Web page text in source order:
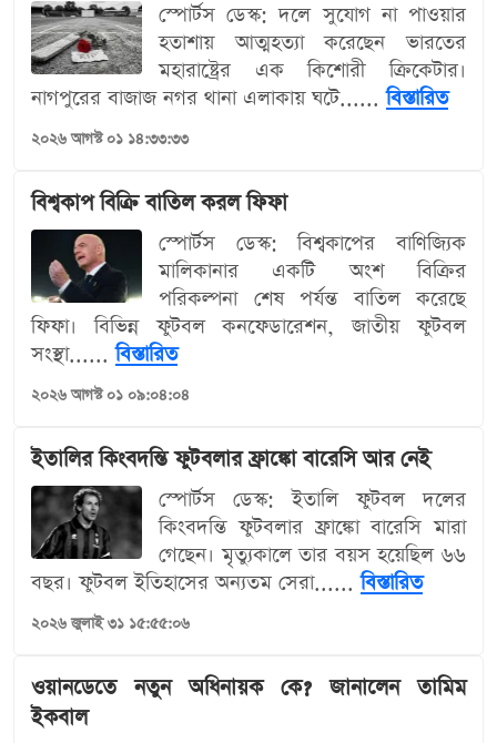
স্পোর্টস ডেস্ক: দলে সুযোগ না পাওয়ার
হতাশায় আত্মহত্যা করেছেন ভারতের
মহারাষ্ট্রের এক কিশোরী ক্রিকেটার।
নাগপুরের বাজাজ নগর থানা এলাকায় ঘটে......বিস্তারিত
২০২৬ আগস্ট ০১ ১৪:৩৩:৩৩
বিশ্বকাপ বিক্রি বাতিল করল ফিফা
স্পোর্টস ডেস্ক: বিশ্বকাপের বাণিজ্যিক
মালিকানার একটি অংশ বিক্রির
পরিকল্পনা শেষ পর্যন্ত বাতিল করেছে
ফিফা। বিভিন্ন ফুটবল কনফেডারেশন, জাতীয় ফুটবল
সংস্থা......বিস্তারিত
২০২৬ আগস্ট ০১ ০৯:০৪:০৪
ইতালির কিংবদন্তি ফুটবলার ফ্রাঙ্কো বারেসি আর নেই
স্পোর্টস ডেস্ক: ইতালি ফুটবল দলের
কিংবদন্তি ফুটবলার ফ্রাঙ্কো বারেসি মারা
গেছেন। মৃত্যুকালে তার বয়স হয়েছিল ৬৬
বছর। ফুটবল ইতিহাসের অন্যতম সেরা......বিস্তারিত
২০২৬ জুলাই ৩১ ১৫:৫৫:০৬
ওয়ানডেতে নতুন অধিনায়ক কে? জানালেন তামিম
ইকবাল